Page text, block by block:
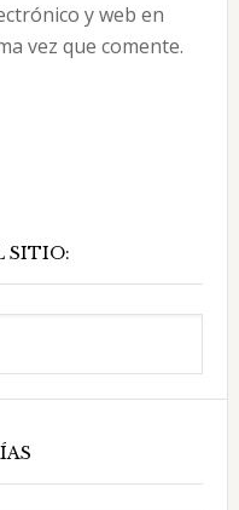
y web en
vez que comente.
SITIO: